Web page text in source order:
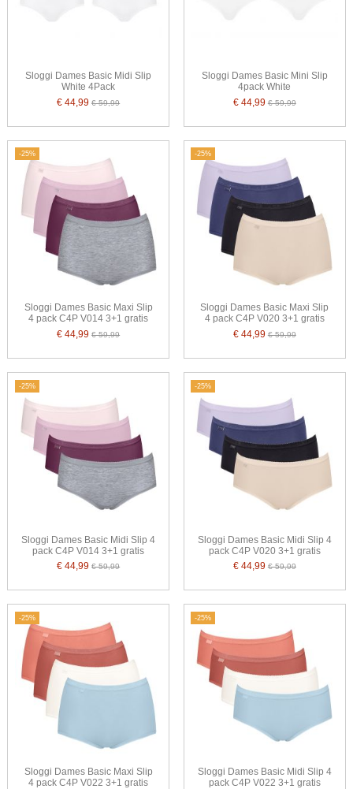
Sloggi Dames Basic Midi Slip
White 4Pack
€ 44,99€ 59,99
Sloggi Dames Basic Mini Slip
4pack White
€ 44,99€ 59,99
-25%
Sloggi Dames Basic Maxi Slip
4 pack C4P V014 3+1 gratis
€ 44,99€ 59,99
-25%
Sloggi Dames Basic Maxi Slip
4 pack C4P V020 3+1 gratis
€ 44,99€ 59,99
-25%
Sloggi Dames Basic Midi Slip 4
pack C4P V014 3+1 gratis
€ 44,99€ 59,99
-25%
Sloggi Dames Basic Midi Slip 4
pack C4P V020 3+1 gratis
€ 44,99€ 59,99
-25%
Sloggi Dames Basic Maxi Slip
4 pack C4P V022 3+1 gratis
-25%
Sloggi Dames Basic Midi Slip 4
pack C4P V022 3+1 gratis